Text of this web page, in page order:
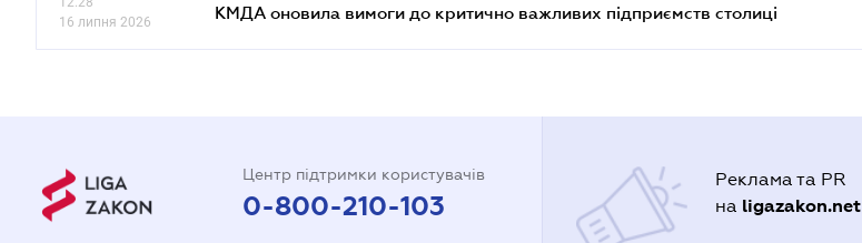
16 липня 2026
КМДА оновила вимоги до критично важливих підприємств столиці
Центр підтримки користувачів
0-800-210-103
Реклама та PR
на ligazakon.net